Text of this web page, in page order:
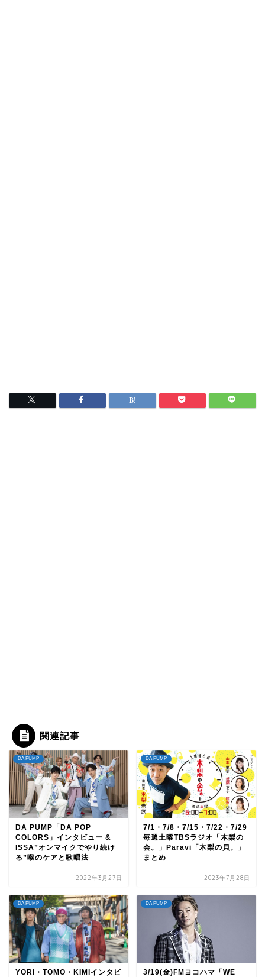
関連記事
DA PUMP
DA PUMP「DA POP
COLORS」インタビュー &
ISSA”オンマイクでやり続け
る”喉のケアと歌唱法
2022年3月27日
DA PUMP
7/1・7/8・7/15・7/22・7/29
毎週土曜TBSラジオ「木梨の
会。」Paravi「木梨の貝。」
まとめ
2023年7月28日
DA PUMP
YORI・TOMO・KIMIインタビ
DA PUMP
3/19(金)FMヨコハマ「WE